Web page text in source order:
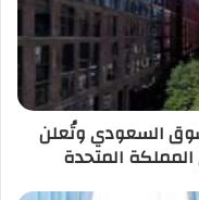
السعودي وتُعلن
المتحدة